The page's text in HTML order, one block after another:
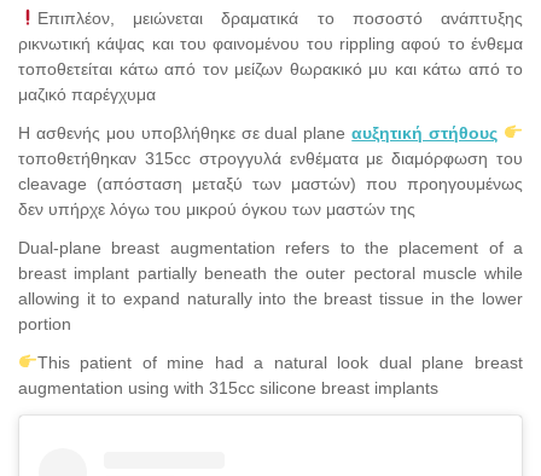
Επιπλέον, μειώνεται δραματικά το ποσοστό ανάπτυξης
ρικνωτική κάψας και του φαινομένου του rippling αφού το ένθεμα
τοποθετείται κάτω από τον μείζων θωρακικό μυ και κάτω από το
μαζικό παρέγχυμα
Η ασθενής μου υποβλήθηκε σε dual planeαυξητική στήθους
τοποθετήθηκαν 315cc στρογγυλά ενθέματα με διαμόρφωση του
cleavage (απόσταση μεταξύ των μαστών) που προηγουμένως
δεν υπήρχε λόγω του μικρού όγκου των μαστών της
Dual-plane breast augmentation refers to the placement of a
breast implant partially beneath the outer pectoral muscle while
allowing it to expand naturally into the breast tissue in the lower
portion
This patient of mine had a natural look dual plane breast
augmentation using with 315cc silicone breast implants